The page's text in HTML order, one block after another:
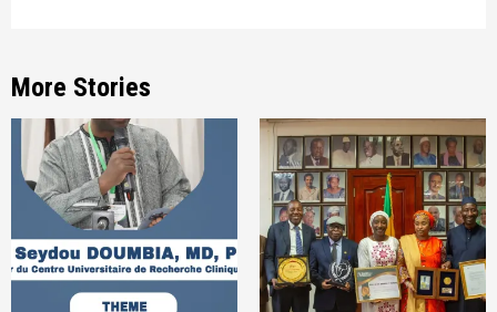
More Stories